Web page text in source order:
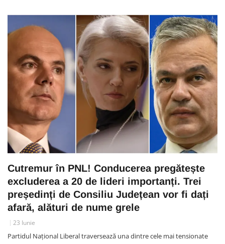
Cutremur în PNL! Conducerea pregătește
excluderea a 20 de lideri importanți. Trei
președinți de Consiliu Județean vor fi dați
afară, alături de nume grele
23 Iunie
Partidul Național Liberal traversează una dintre cele mai tensionate